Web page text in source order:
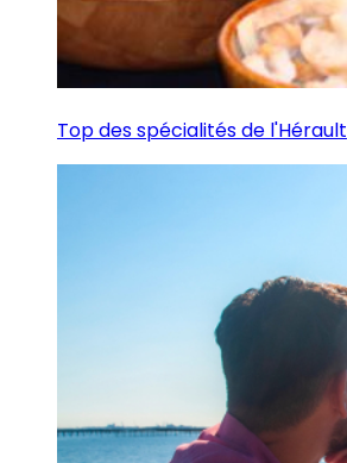
Top des spécialités de l'Hérault